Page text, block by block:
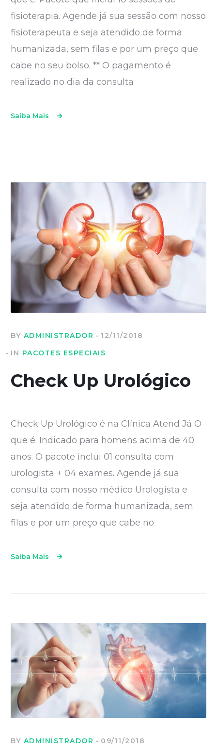
fisioterapia. Agende já sua sessão com nosso
fisioterapeuta e seja atendido de forma
humanizada, sem filas e por um preço que
cabe no seu bolso. ** O pagamento é
realizado no dia da consulta
Saiba Mais
BY ADMINISTRADOR
12/11/2018
IN PACOTES ESPECIAIS
Check Up Urológico
Check Up Urológico é na Clínica Atend Já O
que é: Indicado para homens acima de 40
anos. O pacote inclui 01 consulta com
urologista + 04 exames. Agende já sua
consulta com nosso médico Urologista e
seja atendido de forma humanizada, sem
filas e por um preço que cabe no
Saiba Mais
BY ADMINISTRADOR
09/11/2018